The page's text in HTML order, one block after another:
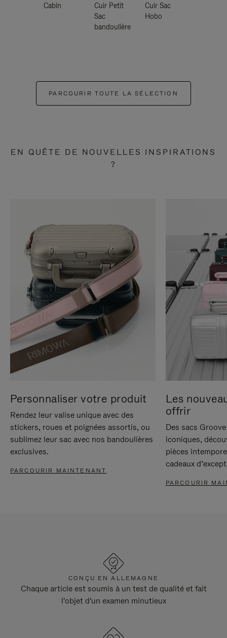
Cabin
Cuir Petit
Sac
bandoulière
Cuir Sac
Hobo
PARCOURIR TOUTE LA SÉLECTION
EN QUÊTE DE NOUVELLES INSPIRATIONS
?
Personnaliser votre produit
Rendez leur valise unique avec des
stickers, roues et poignées assortis, ou
sublimez leur sac avec nos bandoulières
exclusives.
PARCOURIR MAINTENANT
Les
offrir
Des sacs
iconiques,
pièces
cadeaux
PARCOURIR
CONÇU EN ALLEMAGNE
Chaque article est soumis à un test de qualité et fait
l'objet d'un examen minutieux